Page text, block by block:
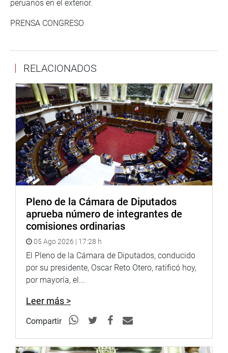
peruanos en el exterior.
PRENSA CONGRESO
RELACIONADOS
Pleno de la Cámara de Diputados
aprueba número de integrantes de
comisiones ordinarias
05 Ago 2026 | 17:28 h
El Pleno de la Cámara de Diputados, conducido
por su presidente, Oscar Reto Otero, ratificó hoy,
por mayoría, el...
Leer más >
Compartir